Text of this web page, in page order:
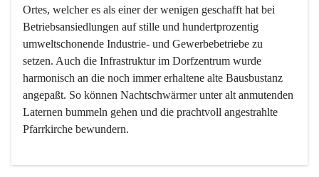
Ortes, welcher es als einer der wenigen geschafft hat bei
Betriebsansiedlungen auf stille und hundertprozentig
umweltschonende Industrie- und Gewerbebetriebe zu
setzen. Auch die Infrastruktur im Dorfzentrum wurde
harmonisch an die noch immer erhaltene alte Bausbustanz
angepaßt. So können Nachtschwärmer unter alt anmutenden
Laternen bummeln gehen und die prachtvoll angestrahlte
Pfarrkirche bewundern.
Der Weinbau dominert heute nicht mehr, ist aber integrativer